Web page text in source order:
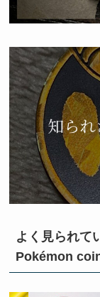
よく見られて
Pokémon